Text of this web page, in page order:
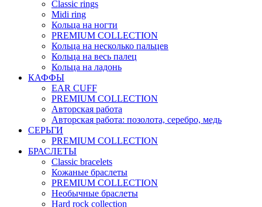
Classic rings
Midi ring
Кольца на ногти
PREMIUM COLLECTION
Кольца на несколько пальцев
Кольца на весь палец
Кольца на ладонь
КАФФЫ
EAR CUFF
PREMIUM COLLECTION
Авторская работа
Авторская работа: позолота, серебро, медь
СЕРЬГИ
PREMIUM COLLECTION
БРАСЛЕТЫ
Classic bracelets
Кожаные браслеты
PREMIUM COLLECTION
Необычные браслеты
Hard rock collection